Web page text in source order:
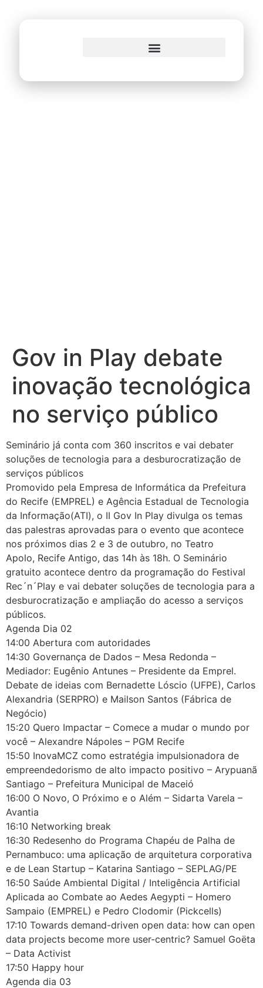
Gov in Play debate
inovação tecnológica
no serviço público
Seminário já conta com 360 inscritos e vai debater
soluções de tecnologia para a desburocratização de
serviços públicos
Promovido pela Empresa de Informática da Prefeitura
do Recife (EMPREL) e Agência Estadual de Tecnologia
da Informação(ATI), o II Gov In Play divulga os temas
das palestras aprovadas para o evento que acontece
nos próximos dias 2 e 3 de outubro, no Teatro
Apolo, Recife Antigo, das 14h às 18h. O Seminário
gratuito acontece dentro da programação do Festival
Rec´n´Play e vai debater soluções de tecnologia para a
desburocratização e ampliação do acesso a serviços
públicos.
Agenda Dia 02
14:00 Abertura com autoridades
14:30 Governança de Dados – Mesa Redonda –
Mediador: Eugênio Antunes – Presidente da Emprel.
Debate de ideias com Bernadette Lóscio (UFPE), Carlos
Alexandria (SERPRO) e Mailson Santos (Fábrica de
Negócio)
15:20 Quero Impactar – Comece a mudar o mundo por
você – Alexandre Nápoles – PGM Recife
15:50 InovaMCZ como estratégia impulsionadora de
empreendedorismo de alto impacto positivo – Arypuanã
Santiago – Prefeitura Municipal de Maceió
16:00 O Novo, O Próximo e o Além – Sidarta Varela –
Avantia
16:10 Networking break
16:30 Redesenho do Programa Chapéu de Palha de
Pernambuco: uma aplicação de arquitetura corporativa
e de Lean Startup – Katarina Santiago – SEPLAG/PE
16:50 Saúde Ambiental Digital / Inteligência Artificial
Aplicada ao Combate ao Aedes Aegypti – Homero
Sampaio (EMPREL) e Pedro Clodomir (Pickcells)
17:10 Towards demand-driven open data: how can open
data projects become more user-centric? Samuel Goëta
– Data Activist
17:50 Happy hour
Agenda dia 03